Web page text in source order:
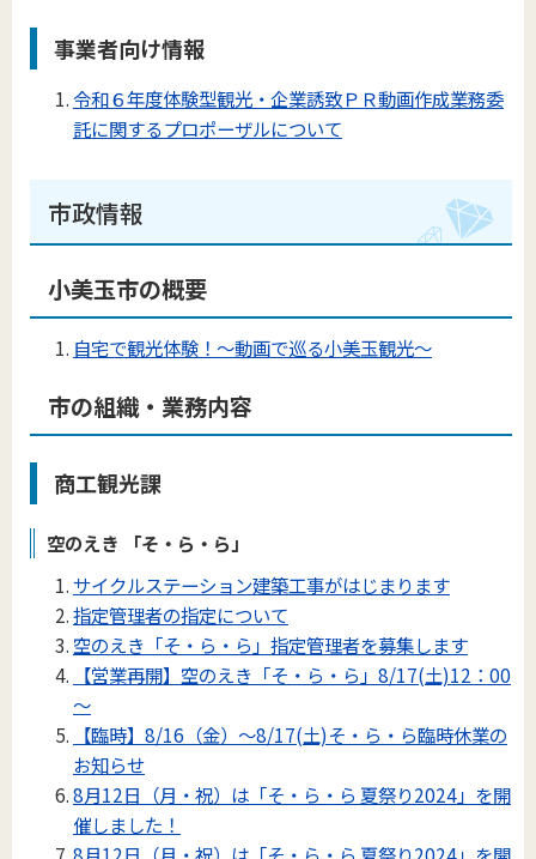
事業者向け情報
令和６年度体験型観光・企業誘致ＰＲ動画作成業務委
託に関するプロポーザルについて
市政情報
小美玉市の概要
自宅で観光体験！～動画で巡る小美玉観光～
市の組織・業務内容
商工観光課
空のえき 「そ・ら・ら」
サイクルステーション建築工事がはじまります
指定管理者の指定について
空のえき「そ・ら・ら」指定管理者を募集します
【営業再開】空のえき「そ・ら・ら」8/17(土)12：00
～
【臨時】8/16（金）～8/17(土)そ・ら・ら臨時休業の
お知らせ
8月12日（月・祝）は「そ・ら・ら 夏祭り2024」を開
催しました！